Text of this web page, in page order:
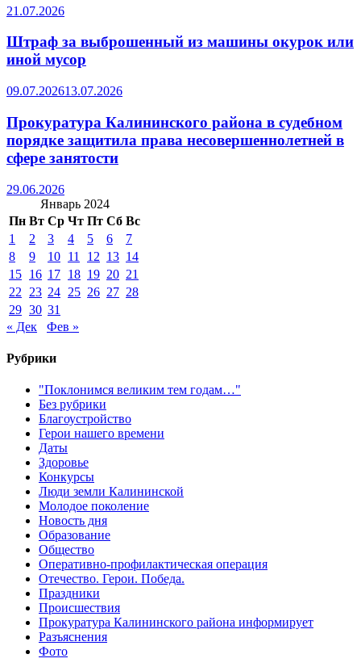
21.07.2026
Штраф за выброшенный из машины окурок или
иной мусор
09.07.202613.07.2026
Прокуратура Калининского района в судебном
порядке защитила права несовершеннолетней в
сфере занятости
29.06.2026
Январь 2024
Пн Вт Ср Чт Пт Сб Вс
1
2 3 4 5 6
7
8
9 10 11 12 13 14
15 16 17 18 19 20 21
22
23 24 25 26 27 28
29 30 31
« Дек
Фев »
Рубрики
"Поклонимся великим тем годам…"
Без рубрики
Благоустройство
Герои нашего времени
Даты
Здоровье
Конкурсы
Люди земли Калининской
Молодое поколение
Новость дня
Образование
Общество
Оперативно-профилактическая операция
Отечество. Герои. Победа.
Праздники
Происшествия
Прокуратура Калининского района информирует
Разъяснения
Фото